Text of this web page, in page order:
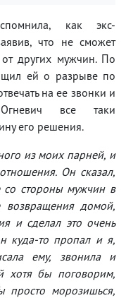
как экс-
что не сможет
других мужчин. По
ей о разрыве по
на ее звонки и
все таки
его решения.
из моих парней, и
Он сказал,
со стороны мужчин в
возвращения домой,
и сделал это очень
куда-то пропал и я,
ему, звонила и
хотя бы поговорим,
просто морозишься,